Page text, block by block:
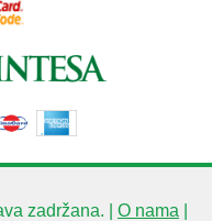
zadržana. | O nama